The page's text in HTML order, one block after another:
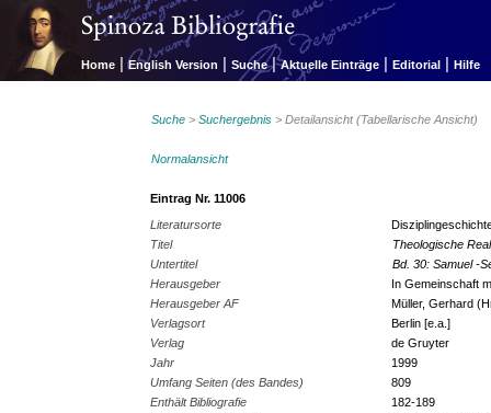
Home | English Version | Suche | Aktuelle Einträge | Editorial | Hilfe
Suche >Suchergebnis > Detailansicht (Tabellarische Ansicht)
Normalansicht
Eintrag Nr. 11006
Literatursorte
Titel
Theologische
Untertitel
Bd. 30: Samuel -
Herausgeber
In Gemeinschaft
Herausgeber AF
Müller, Gerhard
Verlagsort
Berlin [e.a.]
Verlag
de Gruyter
Jahr
1999
Umfang Seiten (des Bandes)
809
Enthält Bibliografie
182-189